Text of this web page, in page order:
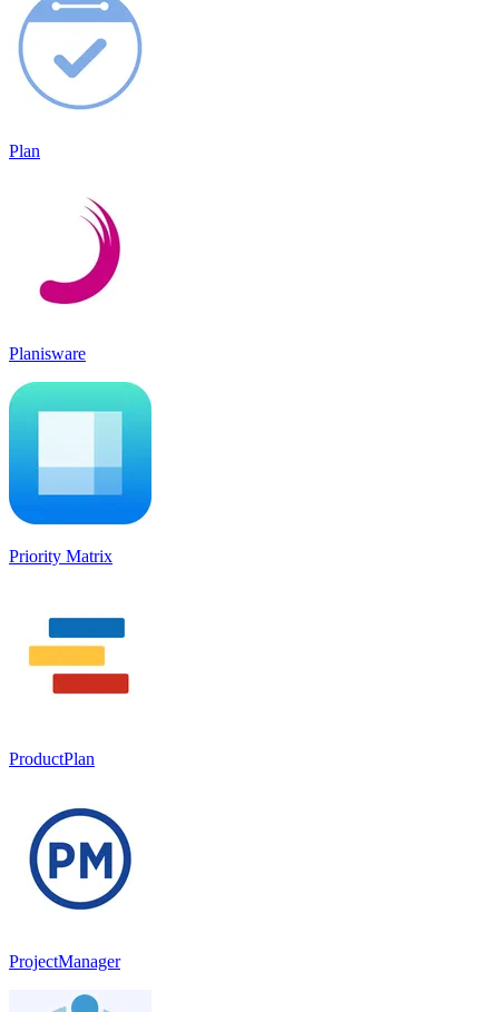
Plan
Planisware
Priority Matrix
ProductPlan
ProjectManager